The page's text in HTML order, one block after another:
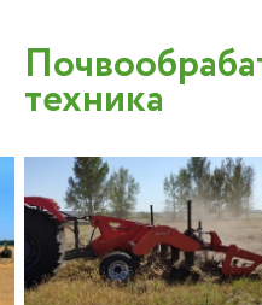
техника